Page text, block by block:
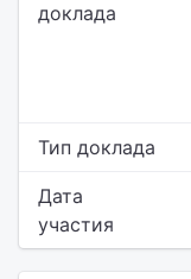
доклада
Тип доклада
Дата
участия